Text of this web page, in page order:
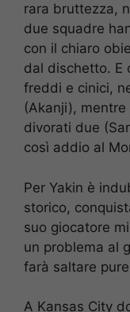
rara bruttezza,
due squadre
con il chiaro
dal dischetto. E
freddi e cinici,
(Akanji),
divorati due
così addio al
Per Yakin è
storico,
suo giocatore
un problema al
farà saltare pure
A Kansas City